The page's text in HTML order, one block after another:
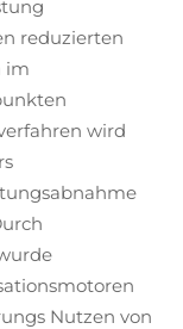
reduzierten
im
wird
Nutzen von